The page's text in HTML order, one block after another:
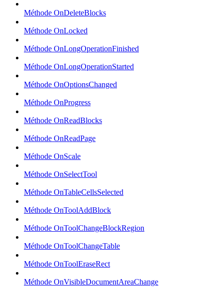
Méthode OnDeleteBlocks
Méthode OnLocked
Méthode OnLongOperationFinished
Méthode OnLongOperationStarted
Méthode OnOptionsChanged
Méthode OnProgress
Méthode OnReadBlocks
Méthode OnReadPage
Méthode OnScale
Méthode OnSelectTool
Méthode OnTableCellsSelected
Méthode OnToolAddBlock
Méthode OnToolChangeBlockRegion
Méthode OnToolChangeTable
Méthode OnToolEraseRect
Méthode OnVisibleDocumentAreaChange